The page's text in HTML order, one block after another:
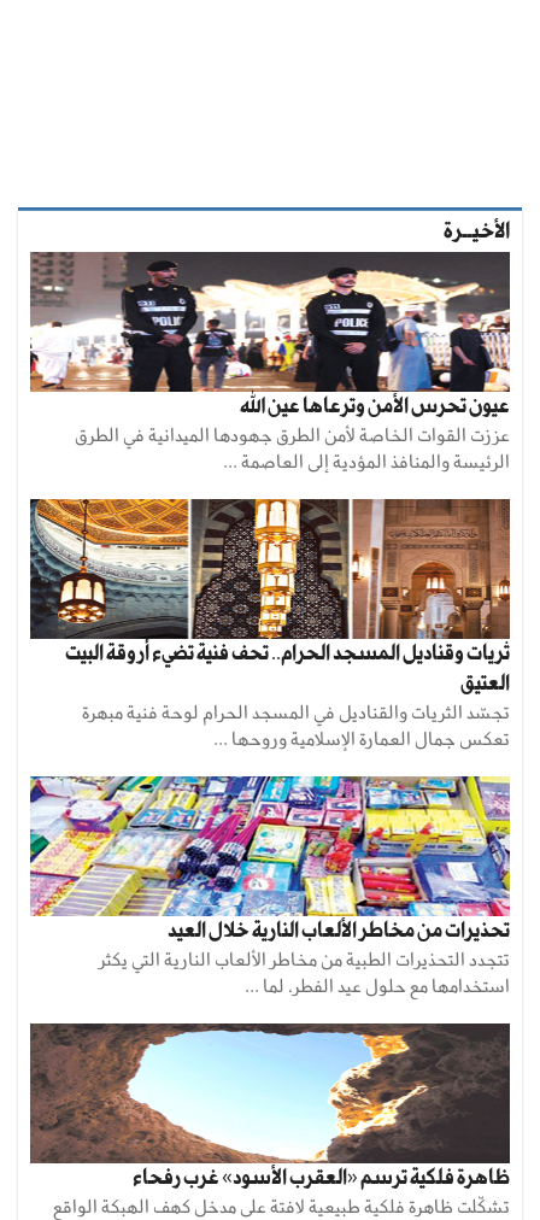
الأخيــرة
عيون تحرس الأمن وترعاها عين الله
عززت القوات الخاصة لأمن الطرق جهودها الميدانية في الطرق
الرئيسة والمنافذ المؤدية إلى العاصمة ...
ثريات وقناديل المسجد الحرام.. تحف فنية تضيء أروقة البيت
العتيق
تجسّد الثريات والقناديل في المسجد الحرام لوحة فنية مبهرة
تعكس جمال العمارة الإسلامية وروحها ...
تحذيرات من مخاطر الألعاب النارية خلال العيد
تتجدد التحذيرات الطبية من مخاطر الألعاب النارية التي يكثر
استخدامها مع حلول عيد الفطر، لما ...
ظاهرة فلكية ترسم «العقرب الأسود» غرب رفحاء
تشكّلت ظاهرة فلكية طبيعية لافتة على مدخل كهف الهبكة الواقع